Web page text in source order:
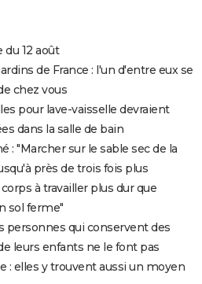
du 12 août
de France : l'un d'entre eux se
chez vous
pour lave-vaisselle devraient
dans la salle de bain
: "Marcher sur le sable sec de la
près de trois fois plus
à travailler plus dur que
sol ferme"
personnes qui conservent des
leurs enfants ne le font pas
: elles y trouvent aussi un moyen